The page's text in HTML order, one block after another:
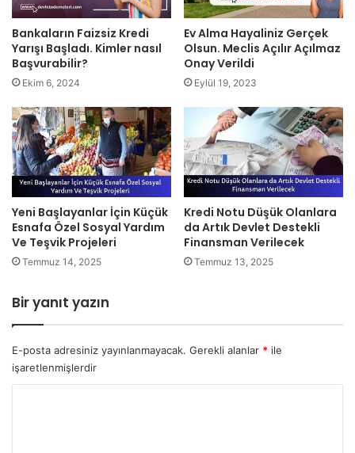
Bankaların Faizsiz Kredi
Yarışı Başladı. Kimler nasıl
Başvurabilir?
Ekim 6, 2024
Ev Alma Hayaliniz Gerçek
Olsun. Meclis Açılır Açılmaz
Onay Verildi
Eylül 19, 2023
Yeni Başlayanlar İçin Küçük
Esnafa Özel Sosyal Yardım
Ve Teşvik Projeleri
Temmuz 14, 2025
Kredi Notu Düşük Olanlara
da Artık Devlet Destekli
Finansman Verilecek
Temmuz 13, 2025
Bir yanıt yazın
E-posta adresiniz yayınlanmayacak. Gerekli alanlar * ile
işaretlenmişlerdir